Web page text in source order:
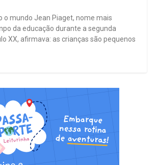
o mundo Jean Piaget, nome mais
da educação durante a segunda
XX, afirmava: as crianças são pequenos